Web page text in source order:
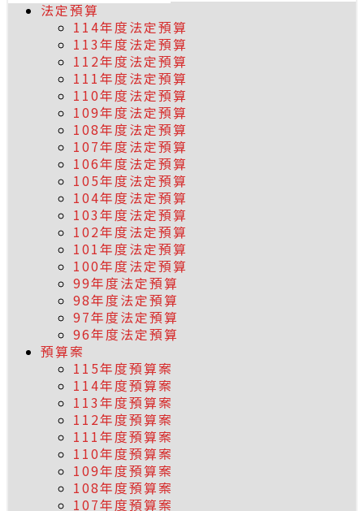
法定預算
114年度法定預算
113年度法定預算
112年度法定預算
111年度法定預算
110年度法定預算
109年度法定預算
108年度法定預算
107年度法定預算
106年度法定預算
105年度法定預算
104年度法定預算
103年度法定預算
102年度法定預算
101年度法定預算
100年度法定預算
99年度法定預算
98年度法定預算
97年度法定預算
96年度法定預算
預算案
115年度預算案
114年度預算案
113年度預算案
112年度預算案
111年度預算案
110年度預算案
109年度預算案
108年度預算案
107年度預算案